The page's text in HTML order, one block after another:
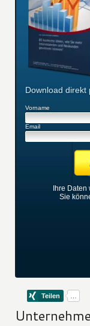
Download direkt
Vorname
Email
Ihre
Sie